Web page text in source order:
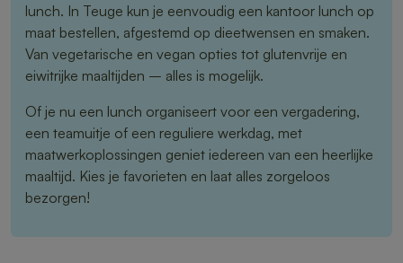
lunch. In Teuge kun je eenvoudig een kantoor lunch op
maat bestellen, afgestemd op dieetwensen en smaken.
Van vegetarische en vegan opties tot glutenvrije en
eiwitrijke maaltijden – alles is mogelijk.
Of je nu een lunch organiseert voor een vergadering,
een teamuitje of een reguliere werkdag, met
maatwerkoplossingen geniet iedereen van een heerlijke
maaltijd. Kies je favorieten en laat alles zorgeloos
bezorgen!